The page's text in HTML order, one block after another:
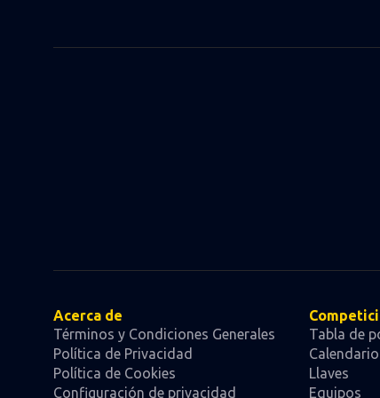
Acerca de
Términos y Condiciones Generales
Política de Privacidad
Política de Cookies
Configuración de privacidad
Tabla de
Calendario
Llaves
Equipos